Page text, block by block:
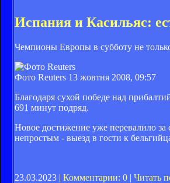
Испания и Касильяс:
Чемпионы Европы в субботу не
Фото Reuters 13 жовтня 2008, 09:57
Благодаря сухой победе над
691 минут подряд.
Новое достижение уже перевалило
непростым - выезд в гости к
23.03.2023 | Комментарии: 0 | Читать